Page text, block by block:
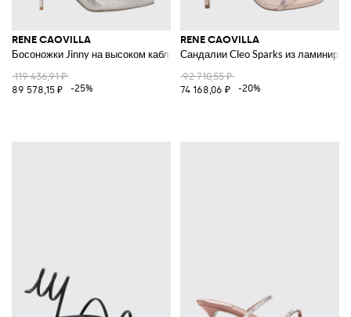
RENE CAOVILLA
Босоножки Jinny на высоком каблуке с кристаллами
119 436,91 ₽
89 578,15 ₽
-25%
RENE CAOVILLA
Сандалии Cleo Sparks из
92 710,55 ₽
74 168,06 ₽
-20%